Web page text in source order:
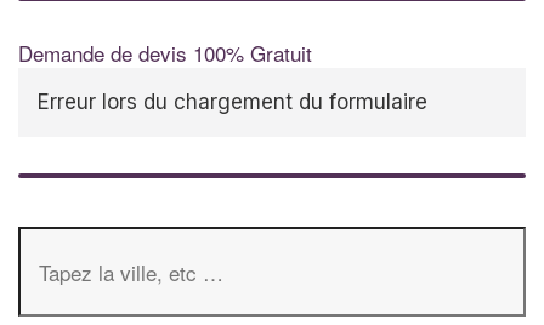
Demande de devis 100% Gratuit
Erreur lors du chargement du formulaire